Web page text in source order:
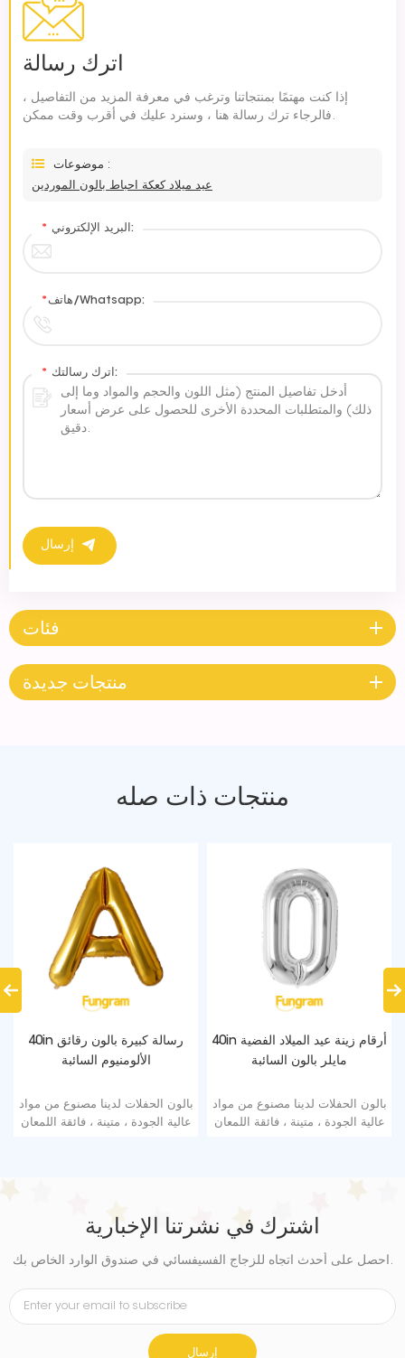
اترك رسالة
إذا كنت مهتمًا بمنتجاتنا وترغب في معرفة المزيد من التفاصيل ،
فالرجاء ترك رسالة هنا ، وسنرد عليك في أقرب وقت ممكن.
موضوعات :
عيد ميلاد كعكة احباط بالون الموردين
* البريد الإلكتروني:
* هاتف/Whatsapp:
* اترك رسالتك:
إرسال
فئات
منتجات جديدة
منتجات ذات صله
بالون الحفلات
عالية الجودة ، متينة
40in أرقام زينة عيد الميلاد الفضية
مايلر بالون السائبة
بالون الحفلات لدينا مصنوع من مواد
عالية الجودة ، متينة ، فائقة اللمعان
Halloween
Balloons |
Factory
مصنوع من مواد
، فائقة اللمعان
اشترك في نشرتنا الإخبارية
احصل على أحدث اتجاه للزجاج الفسيفسائي في صندوق الوارد الخاص بك.
إرسال